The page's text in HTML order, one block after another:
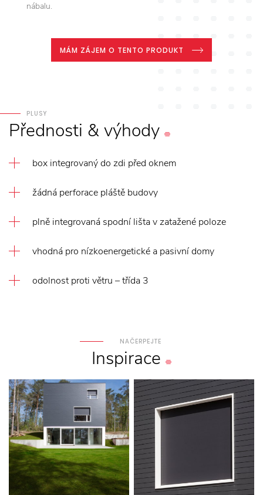
nábalu.
MÁM ZÁJEM O TENTO PRODUKT
PLUSY
Přednosti &výhody
box integrovaný do zdi před oknem
žádná perforace pláště budovy
plně integrovaná spodní lišta v zatažené poloze
vhodná pro nízkoenergetické a pasivní domy
odolnost proti větru – třída 3
NAČERPEJTE
Inspirace